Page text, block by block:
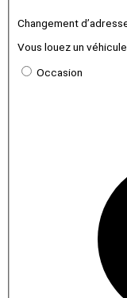
Changement
Vous louez un
Occasion